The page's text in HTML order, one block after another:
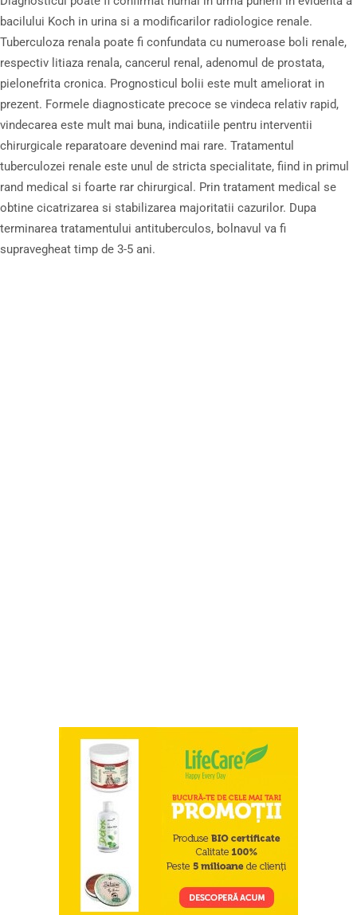
bacilului Koch in urina si a modificarilor radiologice renale.
Tuberculoza renala poate fi confundata cu numeroase boli renale,
respectiv litiaza renala, cancerul renal, adenomul de prostata,
pielonefrita cronica. Prognosticul bolii este mult ameliorat in
prezent. Formele diagnosticate precoce se vindeca relativ rapid,
vindecarea este mult mai buna, indicatiile pentru interventii
chirurgicale reparatoare devenind mai rare. Tratamentul
tuberculozei renale este unul de stricta specialitate, fiind in primul
rand medical si foarte rar chirurgical. Prin tratament medical se
obtine cicatrizarea si stabilizarea majoritatii cazurilor. Dupa
terminarea tratamentului antituberculos, bolnavul va fi
supravegheat timp de 3-5 ani.